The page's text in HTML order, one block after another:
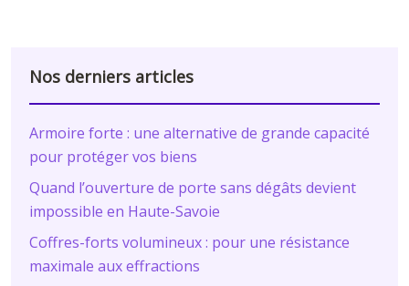
Nos derniers articles
Armoire forte : une alternative de grande capacité
pour protéger vos biens
Quand l’ouverture de porte sans dégâts devient
impossible en Haute-Savoie
Coffres-forts volumineux : pour une résistance
maximale aux effractions